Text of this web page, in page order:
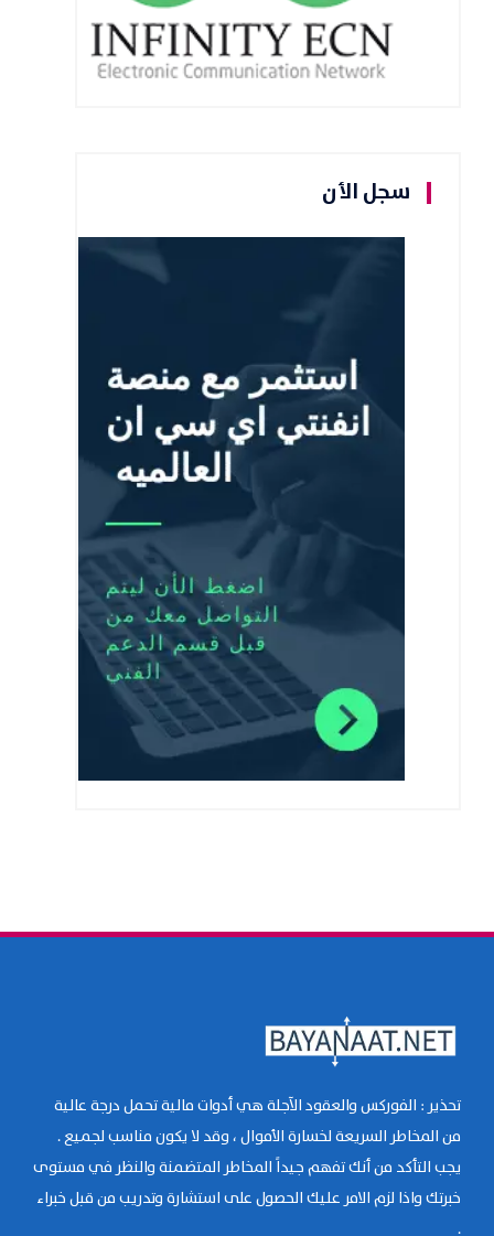
سجل الأن
تحذير : الفوركس والعقود الآجلة هي أدوات مالية تحمل درجة عالية
من المخاطر السريعة لخسارة الأموال ، وقد لا يكون مناسب لجميع .
يجب التأكد من أنك تفهم جيداً المخاطر المتضمنة والنظر في مستوى
خبرتك واذا لزم الامر عليك الحصول على استشارة وتدريب من قبل خبراء
.